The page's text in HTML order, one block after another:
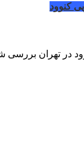
کنوود
در تهران بررسی